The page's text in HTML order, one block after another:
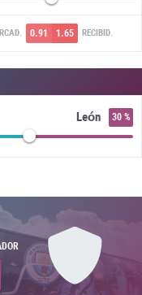
0.91 1.65 RECIBID.
León 30 %